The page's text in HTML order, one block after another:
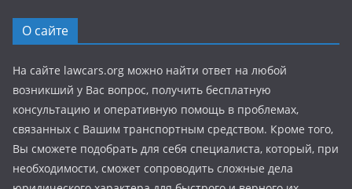
О сайте
На сайте lawcars.org можно найти ответ на любой
возникший у Вас вопрос, получить бесплатную
консультацию и оперативную помощь в проблемах,
связанных с Вашим транспортным средством. Кроме того,
Вы сможете подобрать для себя специалиста, который, при
необходимости, сможет сопроводить сложные дела